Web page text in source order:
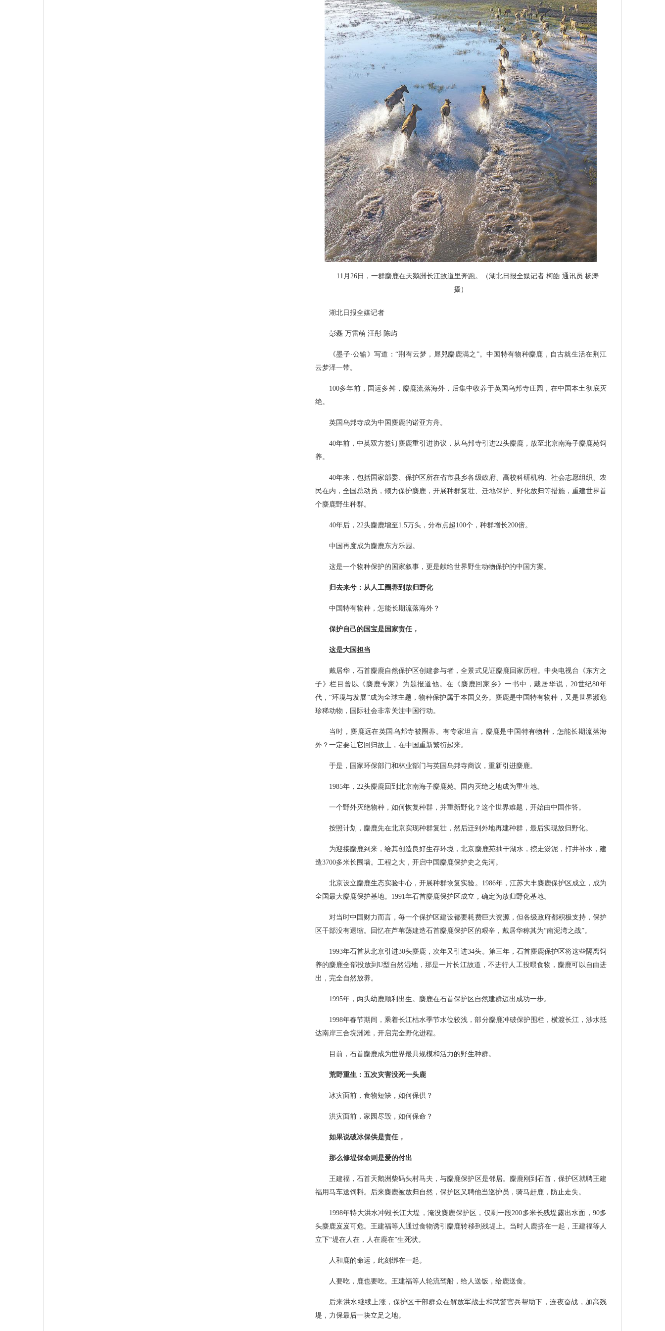
11月26日，一群麋鹿在天鹅洲长江故道里奔跑。（湖北日报全媒记者 柯皓 通讯员 杨涛
摄）
湖北日报全媒记者
彭磊 万雷萌 汪彤 陈屿
《墨子·公输》写道：“荆有云梦，犀兕麋鹿满之”。中国特有物种麋鹿，自古就生活在荆江
云梦泽一带。
100多年前，国运多舛，麋鹿流落海外，后集中收养于英国乌邦寺庄园，在中国本土彻底灭
绝。
英国乌邦寺成为中国麋鹿的诺亚方舟。
40年前，中英双方签订麋鹿重引进协议，从乌邦寺引进22头麋鹿，放至北京南海子麋鹿苑饲
养。
40年来，包括国家部委、保护区所在省市县乡各级政府、高校科研机构、社会志愿组织、农
民在内，全国总动员，倾力保护麋鹿，开展种群复壮、迁地保护、野化放归等措施，重建世界首
个麋鹿野生种群。
40年后，22头麋鹿增至1.5万头，分布点超100个，种群增长200倍。
中国再度成为麋鹿东方乐园。
这是一个物种保护的国家叙事，更是献给世界野生动物保护的中国方案。
归去来兮：从人工圈养到放归野化
中国特有物种，怎能长期流落海外？
保护自己的国宝是国家责任，
这是大国担当
戴居华，石首麋鹿自然保护区创建参与者，全景式见证麋鹿回家历程。中央电视台《东方之
子》栏目曾以《麋鹿专家》为题报道他。在《麋鹿回家乡》一书中，戴居华说，20世纪80年
代，“环境与发展”成为全球主题，物种保护属于本国义务。麋鹿是中国特有物种，又是世界濒危
珍稀动物，国际社会非常关注中国行动。
当时，麋鹿远在英国乌邦寺被圈养。有专家坦言，麋鹿是中国特有物种，怎能长期流落海
外？一定要让它回归故土，在中国重新繁衍起来。
于是，国家环保部门和林业部门与英国乌邦寺商议，重新引进麋鹿。
1985年，22头麋鹿回到北京南海子麋鹿苑。国内灭绝之地成为重生地。
一个野外灭绝物种，如何恢复种群，并重新野化？这个世界难题，开始由中国作答。
按照计划，麋鹿先在北京实现种群复壮，然后迁到外地再建种群，最后实现放归野化。
为迎接麋鹿到来，给其创造良好生存环境，北京麋鹿苑抽干湖水，挖走淤泥，打井补水，建
造3700多米长围墙。工程之大，开启中国麋鹿保护史之先河。
北京设立麋鹿生态实验中心，开展种群恢复实验。1986年，江苏大丰麋鹿保护区成立，成为
全国最大麋鹿保护基地。1991年石首麋鹿保护区成立，确定为放归野化基地。
对当时中国财力而言，每一个保护区建设都要耗费巨大资源，但各级政府都积极支持，保护
区干部没有退缩。回忆在芦苇荡建造石首麋鹿保护区的艰辛，戴居华称其为“南泥湾之战”。
1993年石首从北京引进30头麋鹿，次年又引进34头。第三年，石首麋鹿保护区将这些隔离饲
养的麋鹿全部投放到U型自然湿地，那是一片长江故道，不进行人工投喂食物，麋鹿可以自由进
出，完全自然放养。
1995年，两头幼鹿顺利出生。麋鹿在石首保护区自然建群迈出成功一步。
1998年春节期间，乘着长江枯水季节水位较浅，部分麋鹿冲破保护围栏，横渡长江，涉水抵
达南岸三合垸洲滩，开启完全野化进程。
目前，石首麋鹿成为世界最具规模和活力的野生种群。
荒野重生：五次灾害没死一头鹿
冰灾面前，食物短缺，如何保供？
洪灾面前，家园尽毁，如何保命？
如果说破冰保供是责任，
那么修堤保命则是爱的付出
王建福，石首天鹅洲柴码头村马夫，与麋鹿保护区是邻居。麋鹿刚到石首，保护区就聘王建
福用马车送饲料。后来麋鹿被放归自然，保护区又聘他当巡护员，骑马赶鹿，防止走失。
1998年特大洪水冲毁长江大堤，淹没麋鹿保护区，仅剩一段200多米长残堤露出水面，90多
头麋鹿岌岌可危。王建福等人通过食物诱引麋鹿转移到残堤上。当时人鹿挤在一起，王建福等人
立下“堤在人在，人在鹿在”生死状。
人和鹿的命运，此刻绑在一起。
人要吃，鹿也要吃。王建福等人轮流驾船，给人送饭，给鹿送食。
后来洪水继续上涨，保护区干部群众在解放军战士和武警官兵帮助下，连夜奋战，加高残
堤，力保最后一块立足之地。